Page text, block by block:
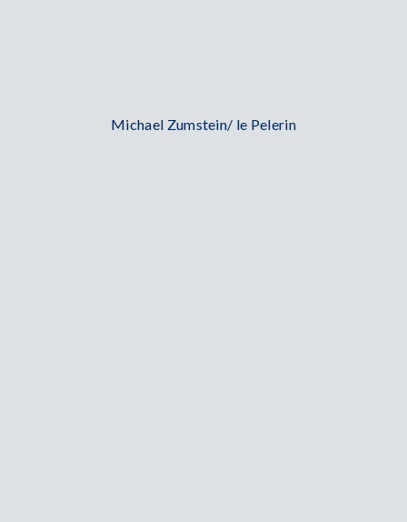
Michael Zumstein/ le Pelerin